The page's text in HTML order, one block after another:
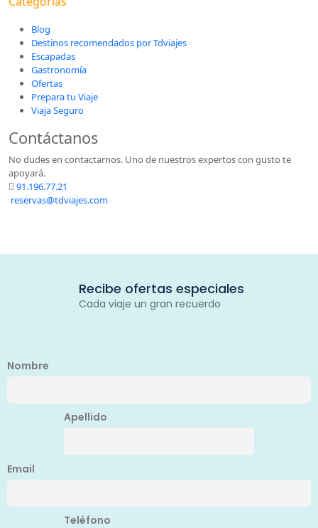
Blog
Destinos recomendados por Tdviajes
Escapadas
Gastronomía
Ofertas
Prepara tu Viaje
Viaja Seguro
Contáctanos
No dudes en contactarnos. Uno de nuestros expertos con gusto te
apoyará.
91.196.77.21
reservas@tdviajes.com
Recibe ofertas especiales
Cada viaje un gran recuerdo
Nombre
Apellido
Email
Teléfono